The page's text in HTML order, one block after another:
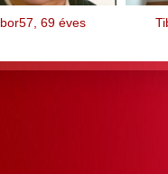
bor57, 69 éves